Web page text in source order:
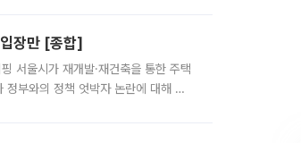
장만 [종합]
서울시가 재개발·재건축을 통한 주택
부와의 정책 엇박자 논란에 대해 정